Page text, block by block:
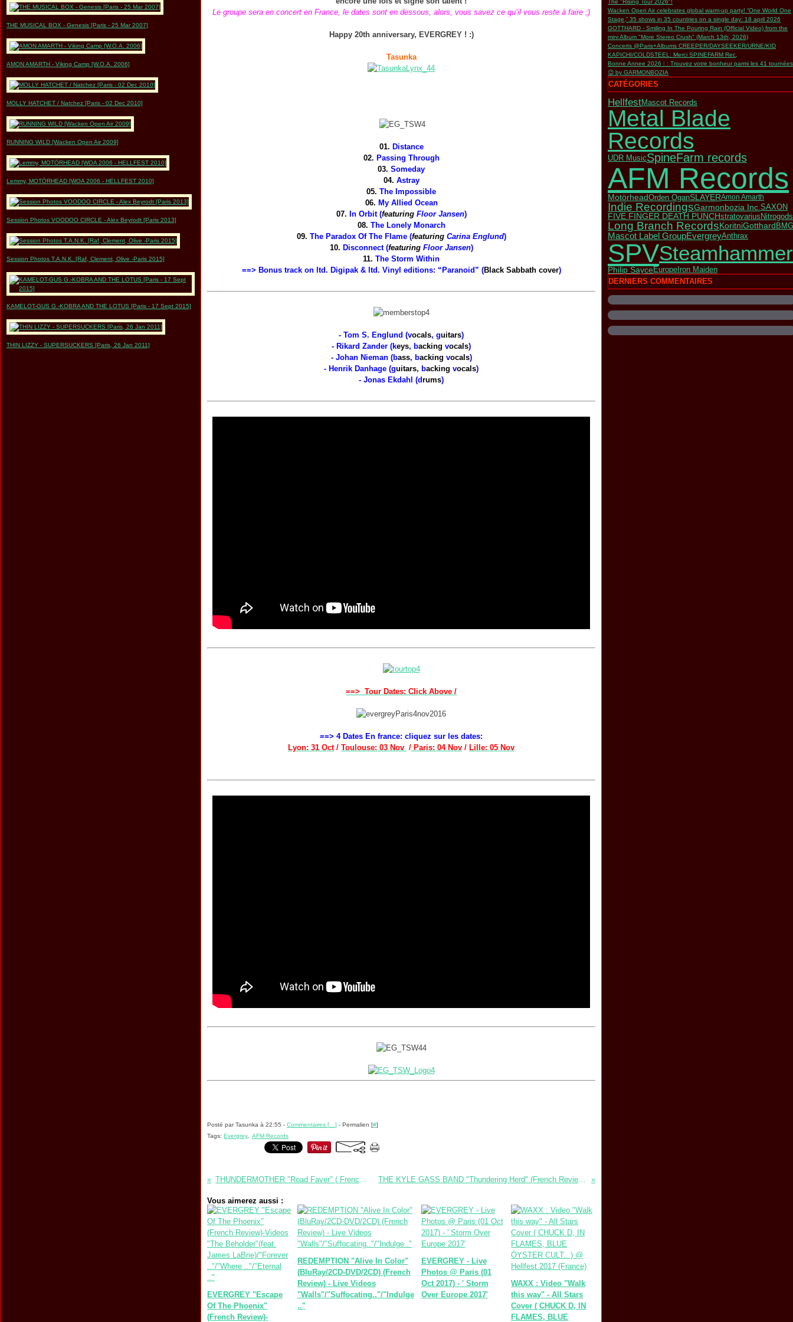
THE MUSICAL BOX - Genesis [Paris - 25 Mar 2007]
AMON AMARTH - Viking Camp [W.O.A. 2006]
MOLLY HATCHET / Natchez [Paris - 02 Dec 2010]
RUNNING WILD [Wacken Open Air 2009]
Lemmy, MOTÖRHEAD [WOA 2006 - HELLFEST 2010]
Session Photos VOODOO CIRCLE - Alex Beyrodt [Paris 2013]
Session Photos T.A.N.K. [Raf, Clement, Olive -Paris 2015]
KAMELOT-GUS G.-KOBRA AND THE LOTUS [Paris - 17 Sept 2015]
THIN LIZZY - SUPERSUCKERS [Paris, 26 Jan 2011]
Le groupe sera en concert en France, le dates sont en dessous, alors, vous savez ce qu’il vous reste à faire ;)
Happy 20th anniversary, EVERGREY ! :)
Tasunka
01. Distance
02. Passing Through
03. Someday
04. Astray
05. The Impossible
06. My Allied Ocean
07. In Orbit (featuringFloor Jansen)
08. The Lonely Monarch
09. The Paradox Of The Flame (featuringCarina Englund)
10. Disconnect (featuringFloor Jansen)
11. The Storm Within
==> Bonus track on ltd. Digipak & ltd. Vinyl editions: “Paranoid” (Black Sabbath cover)
- Tom S. Englund (vocals, guitars)
- Rikard Zander (keys, backing vocals)
- Johan Nieman (bass, backing vocals)
- Henrik Danhage (guitars, backing vocals)
- Jonas Ekdahl (drums)
==> Tour Dates: Click Above /
==> 4 Dates En france: cliquez sur les dates:
Lyon: 31 Oct/ Toulouse: 03 Nov / Paris: 04 Nov / Lille: 05 Nov
Posté par Tasunka à 22:55 - Commentaires [ ] - Permalien [#]
Tags: Evergrey, AFM Records
THUNDERMOTHER "Road Faver" ( French Review) - Official Video " It's Just A Tease" THE KYLE GASS BAND "Thundering Herd" (French Review) - Thundering Herd Tour 2017 (France: 5 Dates En Avril)
Vous aimerez aussi :
EVERGREY "Escape
Of The Phoenix"
(French Review)-
REDEMPTION "Alive In Color"
(BluRay/2CD-DVD/2CD) (French
Review) - Live Videos
"Walls"/"Suffocating.."/"Indulge
.."
EVERGREY - Live
Photos @ Paris (01
Oct 2017) - ' Storm
Over Europe 2017'
WAXX : Video "Walk
this way" - All Stars
Cover ( CHUCK D, IN
FLAMES, BLUE
The "Rising Tour 2026"!
Wacken Open Air celebrates global warm-up party! “One World One
Stage,” 35 shows in 35 countries on a single day: 18 april 2026
GOTTHARD - Smiling In The Pouring Rain (Official Video) from the
mini Album "More Stereo Crush" (March 13th, 2026)
Concerts @Paris+Albums CREEPER/DAYSEEKER/URNE/KID
KAPICHI/COLDSTEEL: Merci SPINEFARM Rec,
Bonne Annee 2026 ❕ : Trouvez votre bonheur parmi les 41 tournées
😉 by GARMONBOZIA
CATÉGORIES
HellfestMascot Records
Metal Blade
Records
UDR MusicSpineFarm records
AFM Records
MotörheadOrden OganSLAYERAmon Amarth
Indie RecordingsGarmonbozia Inc. SAXON
FIVE FINGER DEATH PUNCHstratovarius Nitrogods
Long Branch Records KoritniGotthard BMG
Mascot Label GroupEvergreyAnthrax
SPVSteamhammer
Philip SayceEurope Iron Maiden
DERNIERS COMMENTAIRES